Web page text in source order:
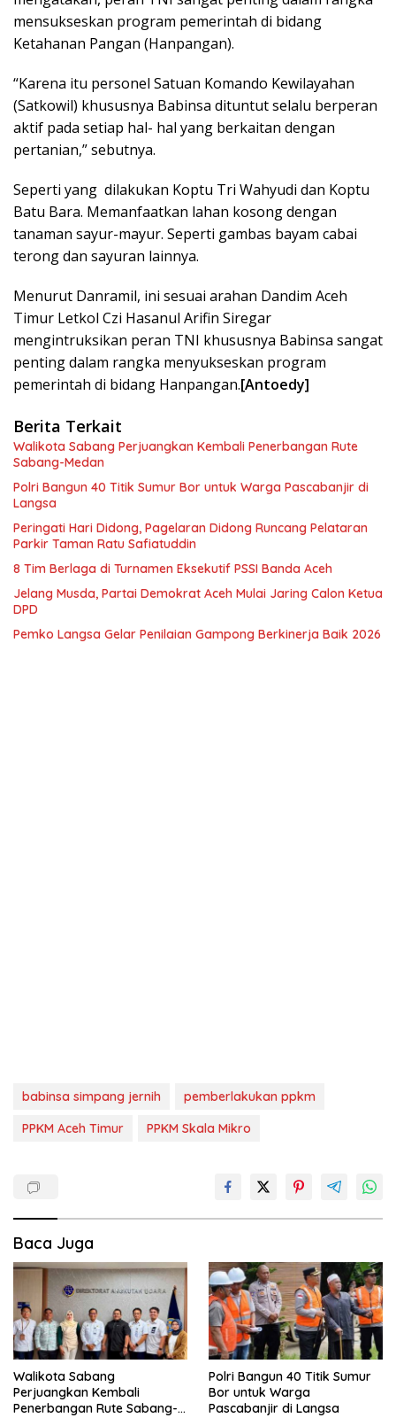
mensukseskan program pemerintah di bidang
Ketahanan Pangan (Hanpangan).
“Karena itu personel Satuan Komando Kewilayahan
(Satkowil) khususnya Babinsa dituntut selalu berperan
aktif pada setiap hal- hal yang berkaitan dengan
pertanian,” sebutnya.
Seperti yang dilakukan Koptu Tri Wahyudi dan Koptu
Batu Bara. Memanfaatkan lahan kosong dengan
tanaman sayur-mayur. Seperti gambas bayam cabai
terong dan sayuran lainnya.
Menurut Danramil, ini sesuai arahan Dandim Aceh
Timur Letkol Czi Hasanul Arifin Siregar
mengintruksikan peran TNI khususnya Babinsa sangat
penting dalam rangka menyukseskan program
pemerintah di bidang Hanpangan.[Antoedy]
Berita Terkait
Walikota Sabang Perjuangkan Kembali Penerbangan Rute
Sabang-Medan
Polri Bangun 40 Titik Sumur Bor untuk Warga Pascabanjir di
Langsa
Peringati Hari Didong, Pagelaran Didong Runcang Pelataran
Parkir Taman Ratu Safiatuddin
8 Tim Berlaga di Turnamen Eksekutif PSSI Banda Aceh
Jelang Musda, Partai Demokrat Aceh Mulai Jaring Calon Ketua
DPD
Pemko Langsa Gelar Penilaian Gampong Berkinerja Baik 2026
babinsa simpang jernih
pemberlakukan ppkm
PPKM Aceh Timur
PPKM Skala Mikro
Baca Juga
Walikota Sabang
Perjuangkan Kembali
Penerbangan Rute Sabang-
Polri Bangun 40 Titik Sumur
Bor untuk Warga
Pascabanjir di Langsa